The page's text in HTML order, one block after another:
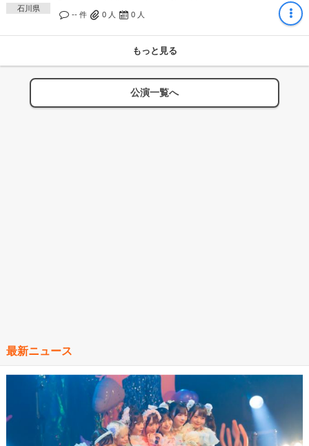
石川県
-- 件 0 人 0 人
もっと見る
公演一覧へ
最新ニュース